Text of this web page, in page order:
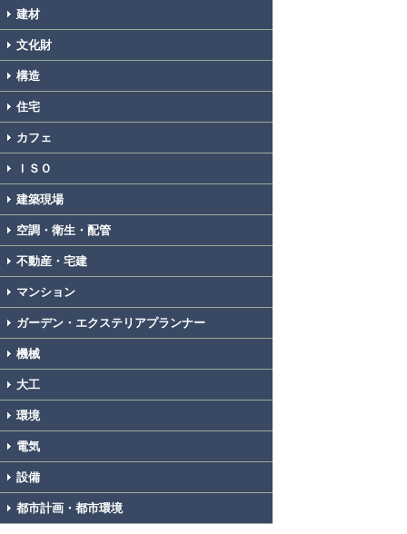
建材
文化財
構造
住宅
カフェ
ＩＳＯ
建築現場
空調・衛生・配管
不動産・宅建
マンション
ガーデン・エクステリアプランナー
機械
大工
環境
電気
設備
都市計画・都市環境